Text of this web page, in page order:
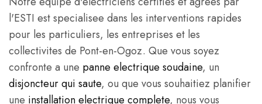
l'ESTI est specialisee dans les interventions rapides
pour les particuliers, les entreprises et les
collectivites de Pont-en-Ogoz. Que vous soyez
confronte a une panne electrique soudaine, un
disjoncteur qui saute, ou que vous souhaitiez planifier
une installation electrique complete, nous vous